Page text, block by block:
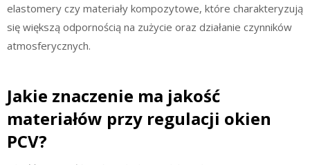
elastomery czy materiały kompozytowe, które charakteryzują
się większą odpornością na zużycie oraz działanie czynników
atmosferycznych.
Jakie znaczenie ma jakość
materiałów przy regulacji okien
PCV?